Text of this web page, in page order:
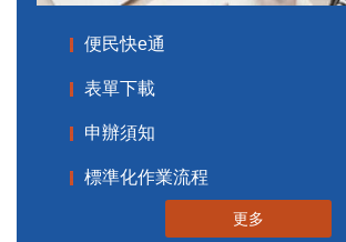
便民快e通
表單下載
申辦須知
標準化作業流程
更多